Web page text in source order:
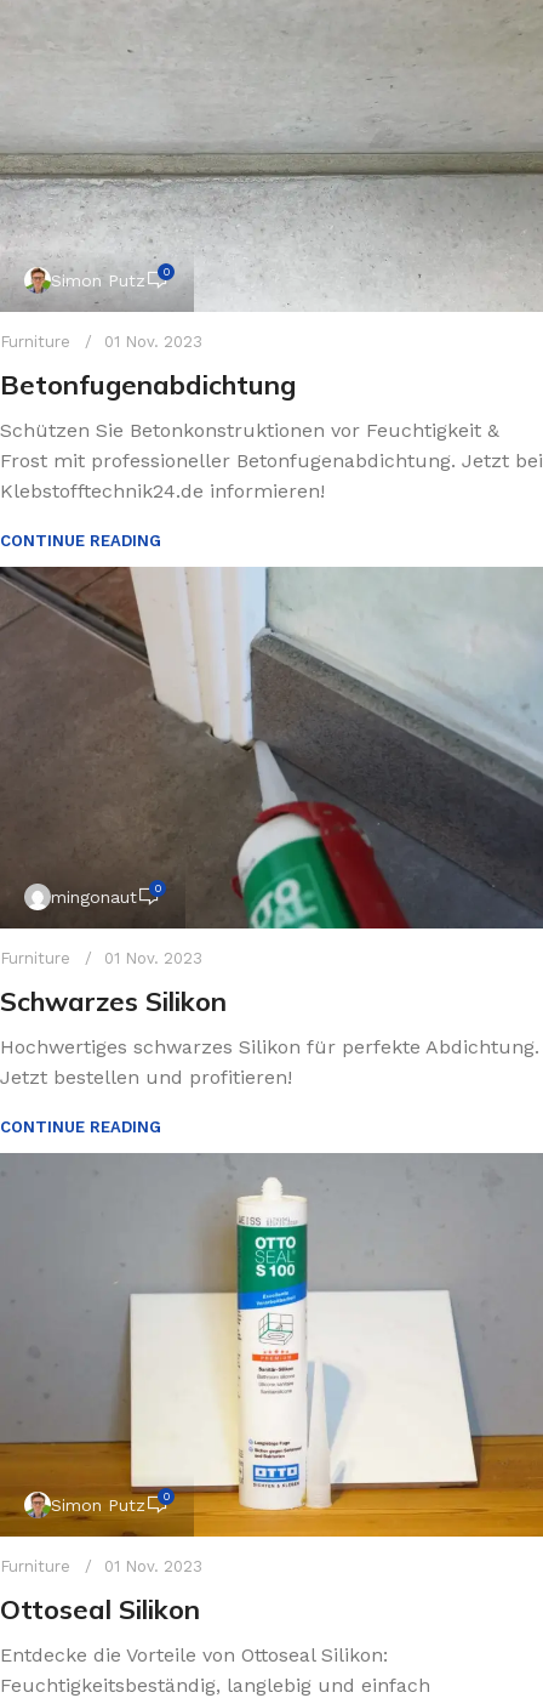
Simon Putz 0
Furniture 01 Nov. 2023
Betonfugenabdichtung
Schützen Sie Betonkonstruktionen vor Feuchtigkeit &
Frost mit professioneller Betonfugenabdichtung. Jetzt bei
Klebstofftechnik24.de informieren!
CONTINUE READING
mingonaut 0
Furniture 01 Nov. 2023
Schwarzes Silikon
Hochwertiges schwarzes Silikon für perfekte Abdichtung.
Jetzt bestellen und profitieren!
CONTINUE READING
Simon Putz 0
Furniture 01 Nov. 2023
Ottoseal Silikon
Entdecke die Vorteile von Ottoseal Silikon:
Feuchtigkeitsbeständig, langlebig und einfach